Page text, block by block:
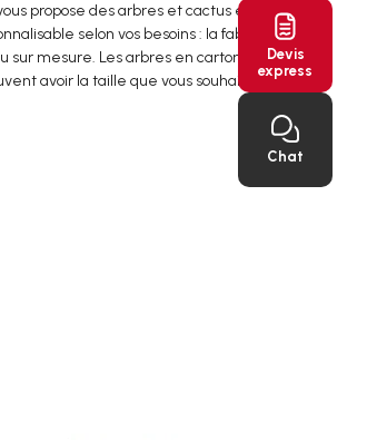
propose des arbres et cactus en carton
selon vos besoins : la fabrication
mesure. Les arbres en carton sont
avoir la taille que vous souhaitez soit
Devis
express
Chat